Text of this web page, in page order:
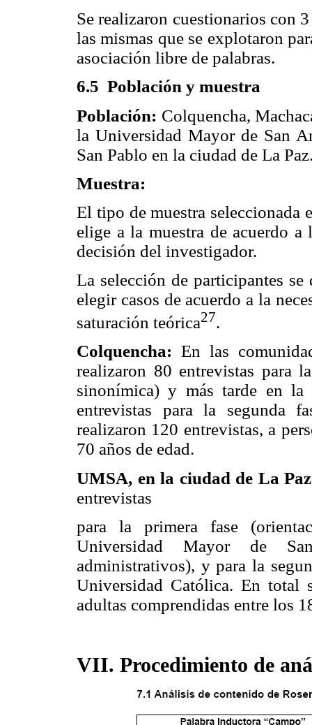
Se realizaron cuestionarios con
las mismas que se explotaron
asociación libre de palabras.
6.5 Población y muestra
Población: Colquencha,
la Universidad Mayor de San
San Pablo en la ciudad de La
Muestra:
El tipo de muestra seleccionada
elige a la muestra de acuerdo
decisión del investigador.
La selección de participantes
elegir casos de acuerdo a la
saturación teórica27.
Colquencha: En las
realizaron 80 entrevistas para
sinonímica) y más tarde en
entrevistas para la segunda
realizaron 120 entrevistas, a
70 años de edad.
UMSA, en la ciudad de La
entrevistas
para la primera fase
Universidad Mayor de
administrativos), y para la
Universidad Católica. En total
adultas comprendidas entre los
VII. Procedimiento de